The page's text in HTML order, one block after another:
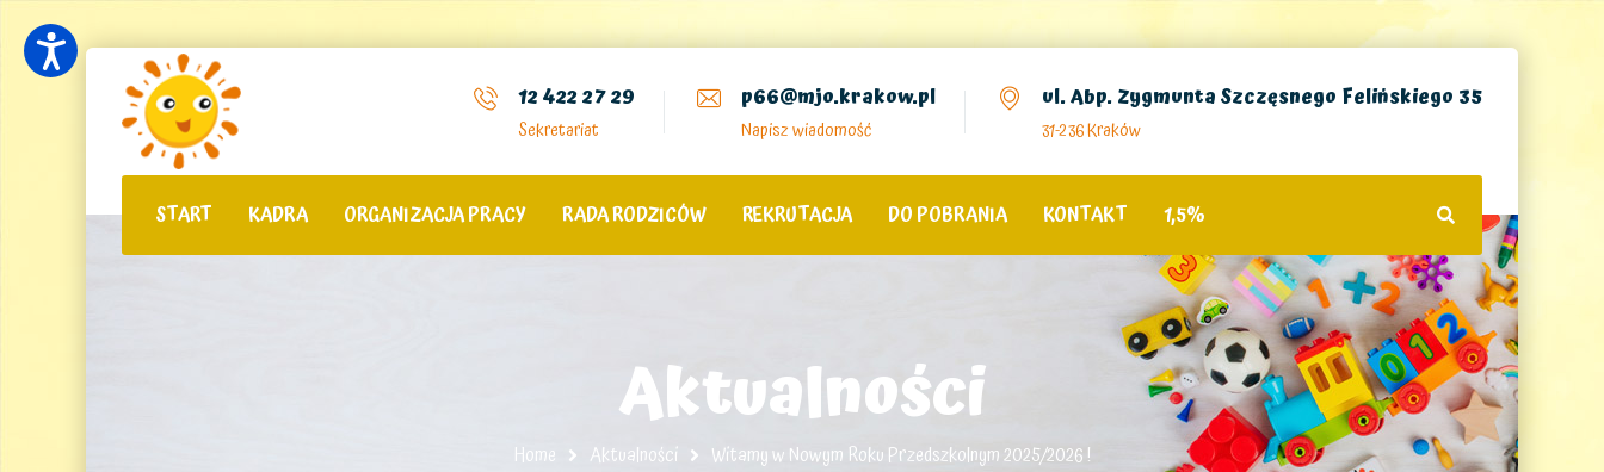
12 422 27 29
Sekretariat
p66@mjo.krakow.pl
Napisz wiadomość
ul. Abp. Zygmunta Szczęsnego Felińskiego 35
31-236 Kraków
START KADRA ORGANIZACJA PRACY RADA RODZICÓW REKRUTACJA DO POBRANIA KONTAKT 1,5%
Aktualności
Home Aktualności Witamy w Nowym Roku Przedszkolnym 2025/2026 !